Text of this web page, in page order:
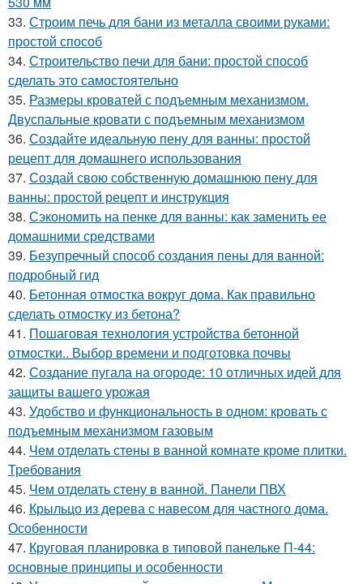
33. Строим печь для бани из металла своими руками:
простой способ
34. Строительство печи для бани: простой способ
сделать это самостоятельно
35. Размеры кроватей с подъемным механизмом.
Двуспальные кровати с подъемным механизмом
36. Создайте идеальную пену для ванны: простой
рецепт для домашнего использования
37. Создай свою собственную домашнюю пену для
ванны: простой рецепт и инструкция
38. Сэкономить на пенке для ванны: как заменить ее
домашними средствами
39. Безупречный способ создания пены для ванной:
подробный гид
40. Бетонная отмостка вокруг дома. Как правильно
сделать отмостку из бетона?
41. Пошаговая технология устройства бетонной
отмостки.. Выбор времени и подготовка почвы
42. Создание пугала на огороде: 10 отличных идей для
защиты вашего урожая
43. Удобство и функциональность в одном: кровать с
подъемным механизмом газовым
44. Чем отделать стены в ванной комнате кроме плитки.
Требования
45. Чем отделать стену в ванной. Панели ПВХ
46. Крыльцо из дерева с навесом для частного дома.
Особенности
47. Круговая планировка в типовой панельке П-44:
основные принципы и особенности